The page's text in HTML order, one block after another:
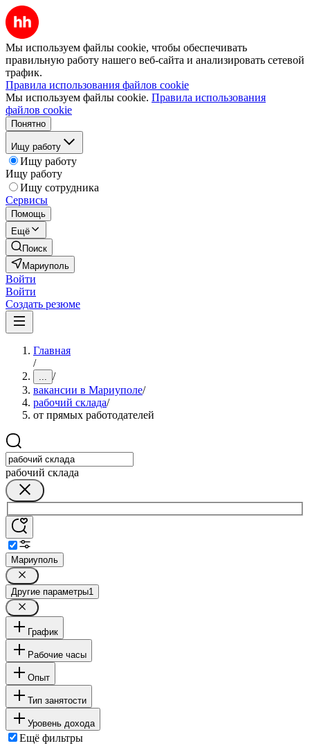
Мы используем файлы cookie, чтобы обеспечивать
правильную работу нашего веб-сайта и анализировать сетевой
трафик.
Правила использования файлов cookie
Мы используем файлы cookie. Правила использования
файлов cookie
Понятно
Ищу работу
Ищу работу
Ищу работу
Ищу сотрудника
Сервисы
Помощь
Ещё
Поиск
Мариуполь
Войти
Войти
Создать резюме
Главная
/
... /
вакансии в Мариуполе/
рабочий склада/
от прямых работодателей
рабочий склада
Мариуполь
Другие параметры1
График
Рабочие часы
Опыт
Тип занятости
Уровень дохода
Ещё фильтры